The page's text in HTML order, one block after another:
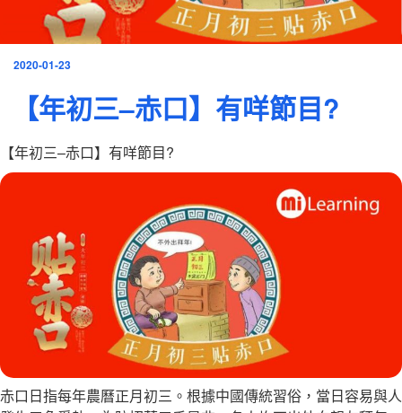
發
2020-01-23
【年初三–赤口】有咩節目?
【年初三–赤口】有咩節目?
赤口日指每年農曆正月初三。根據中國傳統習俗，當日容易與人